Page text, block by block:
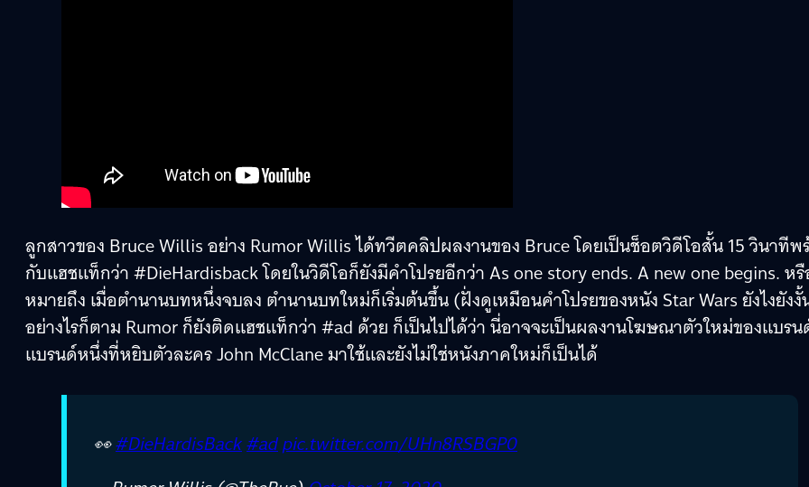
ลูกสาวของ Bruce Willis อย่าง Rumor Willis ได้ทวีตคลิปผลงานของ Bruce โดยเป็นช็อตวิดีโอสั้น 15 วินาทีพ
กับแฮชแท็กว่า #DieHardisback โดยในวิดีโอก็ยังมีคำโปรยอีกว่า As one story ends. A new one begins. ห
หมายถึง เมื่อตำนานบทหนึ่งจบลง ตำนานบทใหม่ก็เริ่มต้นขึ้น (ฝั่งดูเหมือนคำโปรยของหนัง Star Wars ยังไงยังงั้
อย่างไรก็ตาม Rumor ก็ยังติดแฮชแท็กว่า #ad ด้วย ก็เป็นไปได้ว่า นี่อาจจะเป็นผลงานโฆษณาตัวใหม่ของแบรน
แบรนด์หนึ่งที่หยิบตัวละคร John McClane มาใช้และยังไม่ใช่หนังภาคใหม่ก็เป็นได้
👀#DieHardisBack#adpic.twitter.com/UHn8RSBGP0